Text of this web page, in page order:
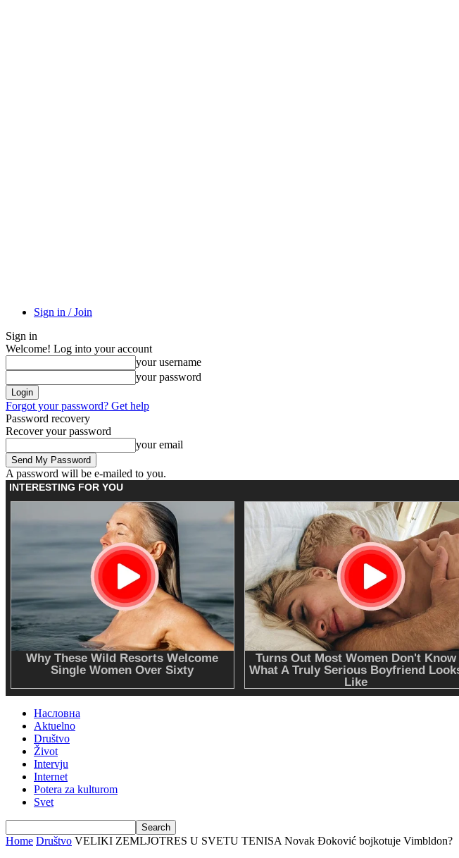
Sign in / Join
Sign in
Welcome! Log into your account
your username
your password
Forgot your password? Get help
Password recovery
Recover your password
your email
A password will be e-mailed to you.
Насловна
Aktuelno
Društvo
Život
Intervju
Internet
Potera za kulturom
Svet
Home Društvo VELIKI ZEMLJOTRES U SVETU TENISA Novak Đoković bojkotuje Vimbldon?